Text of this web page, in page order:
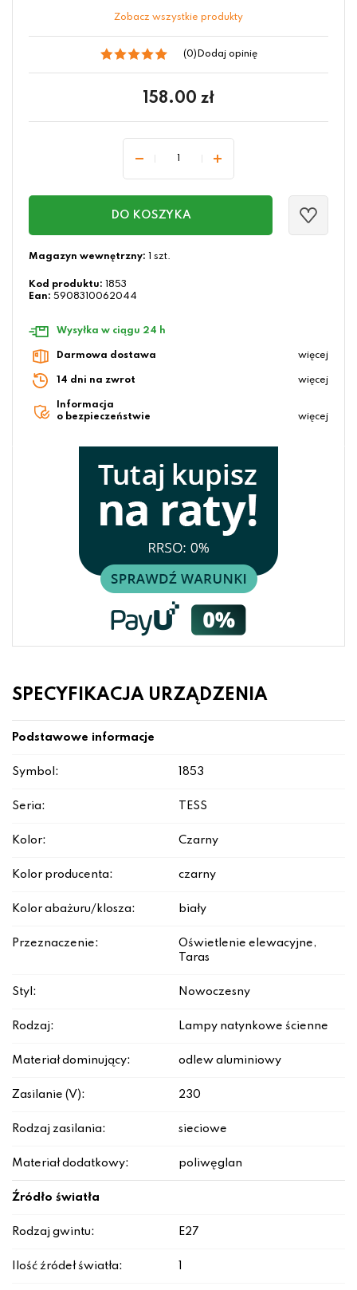
Zobacz wszystkie produkty
(0) Dodaj opinię
158.00 zł
DO KOSZYKA
Magazyn wewnętrzny: 1 szt.
Kod produktu:
1853
Ean: 5908310062044
Wysyłka w ciągu 24 h
Darmowa dostawa więcej
14 dni na zwrot więcej
Informacja
o bezpieczeństwie
więcej
SPECYFIKACJA URZĄDZENIA
Podstawowe informacje
Symbol: 1853
Seria: TESS
Kolor: Czarny
Kolor producenta: czarny
Kolor abażuru/klosza: biały
Przeznaczenie:
Oświetlenie elewacyjne,
Taras
Styl: Nowoczesny
Rodzaj: Lampy natynkowe ścienne
Materiał dominujący: odlew aluminiowy
Zasilanie (V): 230
Rodzaj zasilania: sieciowe
Materiał dodatkowy: poliwęglan
Źródło światła
Rodzaj gwintu: E27
Ilość źródeł światła: